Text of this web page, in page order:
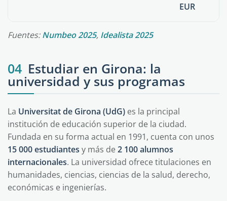
EUR
Fuentes:Numbeo 2025, Idealista 2025
04 Estudiar en Girona: la
universidad y sus programas
La Universitat de Girona (UdG) es la principal
institución de educación superior de la ciudad.
Fundada en su forma actual en 1991, cuenta con unos
15 000 estudiantes y más de2 100 alumnos
internacionales. La universidad ofrece titulaciones en
humanidades, ciencias, ciencias de la salud, derecho,
económicas e ingenierías.